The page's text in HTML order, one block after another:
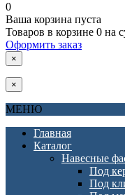
0
Ваша корзина пуста
Товаров в корзине 0 на
Оформить заказ
×
×
МЕНЮ
Главная
Каталог
Навесные
Под
Под